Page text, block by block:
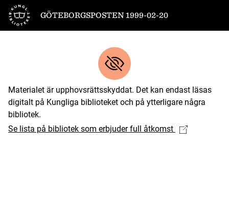
Till startsidan
GÖTEBORGSPOSTEN 1999-02-20
Materialet är upphovsrättsskyddat. Det kan endast läsas
digitalt på Kungliga biblioteket och på ytterligare några
bibliotek.
Se lista på bibliotek som erbjuder full åtkomst